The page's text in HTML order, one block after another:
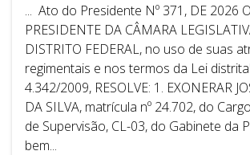
... Ato do Presidente Nº 371, DE 2026 O
PRESIDENTE DA CÂMARA
DISTRITO FEDERAL, no uso de suas
regimentais e nos termos da Lei
4.342/2009, RESOLVE: 1. EXONERAR
DA SILVA, matrícula nº 24.702, do
de Supervisão, CL-03, do Gabinete da
bem...